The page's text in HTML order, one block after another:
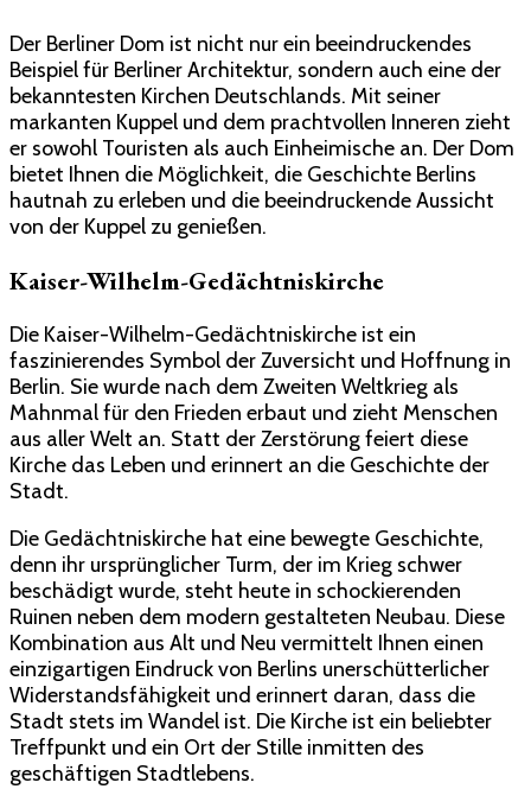
Der Berliner Dom ist nicht nur ein beeindruckendes
Beispiel für Berliner Architektur, sondern auch eine der
bekanntesten Kirchen Deutschlands. Mit seiner
markanten Kuppel und dem prachtvollen Inneren zieht
er sowohl Touristen als auch Einheimische an. Der Dom
bietet Ihnen die Möglichkeit, die Geschichte Berlins
hautnah zu erleben und die beeindruckende Aussicht
von der Kuppel zu genießen.
Kaiser-Wilhelm-Gedächtniskirche
Die Kaiser-Wilhelm-Gedächtniskirche ist ein
faszinierendes Symbol der Zuversicht und Hoffnung in
Berlin. Sie wurde nach dem Zweiten Weltkrieg als
Mahnmal für den Frieden erbaut und zieht Menschen
aus aller Welt an. Statt der Zerstörung feiert diese
Kirche das Leben und erinnert an die Geschichte der
Stadt.
Die Gedächtniskirche hat eine bewegte Geschichte,
denn ihr ursprünglicher Turm, der im Krieg schwer
beschädigt wurde, steht heute in schockierenden
Ruinen neben dem modern gestalteten Neubau. Diese
Kombination aus Alt und Neu vermittelt Ihnen einen
einzigartigen Eindruck von Berlins unerschütterlicher
Widerstandsfähigkeit und erinnert daran, dass die
Stadt stets im Wandel ist. Die Kirche ist ein beliebter
Treffpunkt und ein Ort der Stille inmitten des
geschäftigen Stadtlebens.